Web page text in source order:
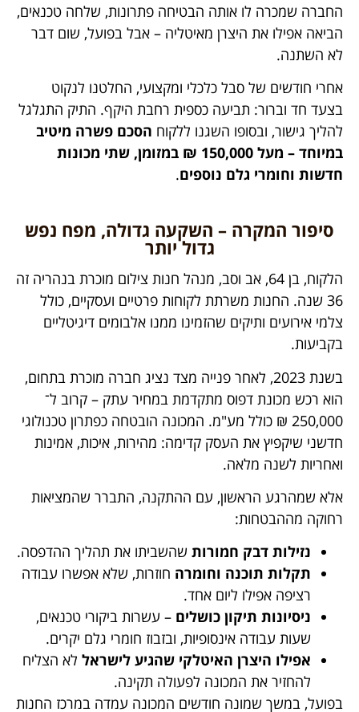
החברה שמכרה לו אותה הבטיחה פתרונות, שלחה טכנאים,
הביאה אפילו את היצרן מאיטליה – אבל בפועל, שום דבר
לא השתנה.
אחרי חודשים של סבל כלכלי ומקצועי, החלטנו לנקוט
בצעד חד וברור: תביעה כספית רחבת היקף. התיק התגלגל
להליך גישור, ובסופו השגנו ללקוח הסכם פשרה מיטיב
במיוחד – מעל 150,000 ₪ במזומן, שתי מכונות
חדשות וחומרי גלם נוספים.
סיפור המקרה – השקעה גדולה, מפח נפש
גדול יותר
הלקוח, בן 64, אב וסב, מנהל חנות צילום מוכרת בנהריה זה
36 שנה. החנות משרתת לקוחות פרטיים ועסקיים, כולל
צלמי אירועים ותיקים שהזמינו ממנו אלבומים דיגיטליים
בקביעות.
בשנת 2023, לאחר פנייה מצד נציג חברה מוכרת בתחום,
הוא רכש מכונת דפוס מתקדמת במחיר עתק – קרוב ל־
250,000 ₪ כולל מע"מ. המכונה הובטחה כפתרון טכנולוגי
חדשני שיקפיץ את העסק קדימה: מהירות, איכות, אמינות
ואחריות לשנה מלאה.
אלא שמהרגע הראשון, עם ההתקנה, התברר שהמציאות
רחוקה מההבטחות:
נזילות דבק חמורות שהשביתו את תהליך ההדפסה.
תקלות תוכנה וחומרה חוזרות, שלא אפשרו עבודה
רציפה אפילו ליום אחד.
ניסיונות תיקון כושלים – עשרות ביקורי טכנאים,
שעות עבודה אינסופיות, ובזבוז חומרי גלם יקרים.
אפילו היצרן האיטלקי שהגיע לישראל לא הצליח
להחזיר את המכונה לפעולה תקינה.
בפועל, במשך שמונה חודשים המכונה עמדה במרכז החנות